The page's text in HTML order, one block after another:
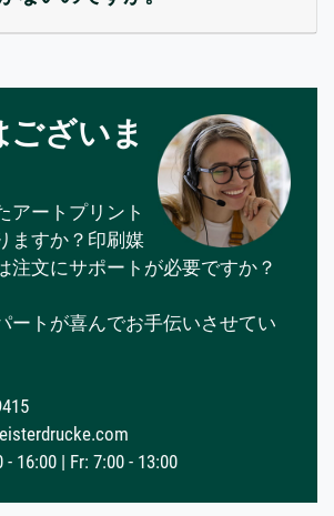
ございま
アートプリント
ますか？印刷媒
注文にサポートが必要ですか？
ートが喜んでお手伝いさせてい
- 16:00 | Fr: 7:00 - 13:00